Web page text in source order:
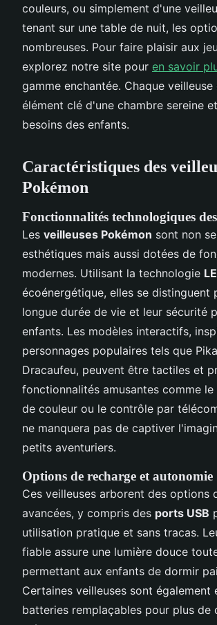
couleurs, ou simplement d'une
tenant sur une table de nuit, les
nombreuses. Pour faire plaisir aux
explorez notre site pour en savoir
gamme enchantée. Chaque
élément clé d'une chambre sereine
besoins des enfants.
Caractéristiques des
Pokémon
Fonctionnalités technologiques
Les veilleuses Pokémon sont non
esthétiques mais aussi dotées de
modernes. Utilisant la technologie
écoénergétique, elles se distinguent
longue durée de vie et leur sécurité
enfants. Les modèles interactifs,
personnages populaires tels que
Dracaufeu, peuvent être tactiles et
fonctionnalités amusantes comme le
de couleur ou le contrôle par
ne manquera pas de captiver
petits aventuriers.
Options de recharge et autonomie
Ces veilleuses arborent des options
avancées, y compris des ports USB
utilisation pratique et sans tracas.
fiable assure une lumière douce
permettant aux enfants de dormir
Certaines veilleuses sont également
batteries remplaçables pour plus de